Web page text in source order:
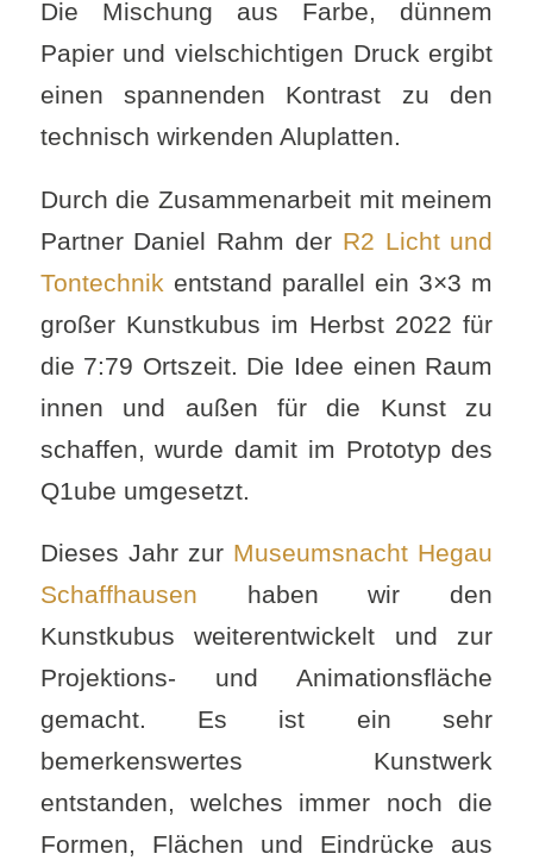
Die Mischung aus Farbe, dünnem
Papier und vielschichtigen Druck ergibt
einen spannenden Kontrast zu den
technisch wirkenden Aluplatten.
Durch die Zusammenarbeit mit meinem
Partner Daniel Rahm der R2 Licht und
Tontechnik entstand parallel ein 3×3 m
großer Kunstkubus im Herbst 2022 für
die 7:79 Ortszeit. Die Idee einen Raum
innen und außen für die Kunst zu
schaffen, wurde damit im Prototyp des
Q1ube umgesetzt.
Dieses Jahr zur Museumsnacht Hegau
Schaffhausen haben wir den
Kunstkubus weiterentwickelt und zur
Projektions- und Animationsfläche
gemacht. Es ist ein sehr
bemerkenswertes Kunstwerk
entstanden, welches immer noch die
Formen, Flächen und Eindrücke aus